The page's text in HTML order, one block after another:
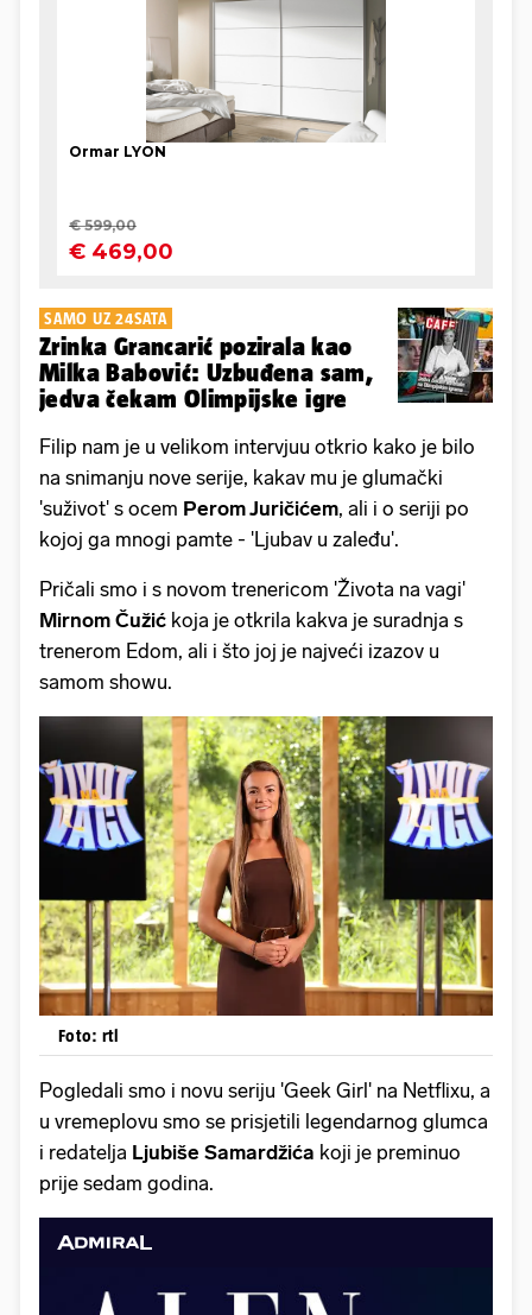
SAMO UZ 24SATA
Zrinka Grancarić pozirala kao
Milka Babović: Uzbuđena sam,
jedva čekam Olimpijske igre
Filip nam je u velikom intervjuu otkrio kako je bilo
na snimanju nove serije, kakav mu je glumački
'suživot' s ocem Perom Juričićem, ali i o seriji po
kojoj ga mnogi pamte - 'Ljubav u zaleđu'.
Pričali smo i s novom trenericom 'Života na vagi'
Mirnom Čužić koja je otkrila kakva je suradnja s
trenerom Edom, ali i što joj je najveći izazov u
samom showu.
Foto: rtl
Pogledali smo i novu seriju 'Geek Girl' na Netflixu, a
u vremeplovu smo se prisjetili legendarnog glumca
i redatelja Ljubiše Samardžića koji je preminuo
prije sedam godina.